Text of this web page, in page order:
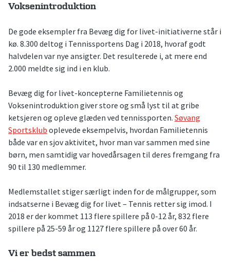
Voksenintroduktion
De gode eksempler fra Bevæg dig for livet-initiativerne står i
kø. 8.300 deltog i Tennissportens Dag i 2018, hvoraf godt
halvdelen var nye ansigter. Det resulterede i, at mere end
2.000 meldte sig ind i en klub.
Bevæg dig for livet-koncepterne Familietennis og
Voksenintroduktion giver store og små lyst til at gribe
ketsjeren og opleve glæden ved tennissporten. Søvang
Sportsklub oplevede eksempelvis, hvordan Familietennis
både var en sjov aktivitet, hvor man var sammen med sine
børn, men samtidig var hovedårsagen til deres fremgang fra
90 til 130 medlemmer.
Medlemstallet stiger særligt inden for de målgrupper, som
indsatserne i Bevæg dig for livet – Tennis retter sig imod. I
2018 er der kommet 113 flere spillere på 0-12 år, 832 flere
spillere på 25-59 år og 1127 flere spillere på over 60 år.
Vi er bedst sammen